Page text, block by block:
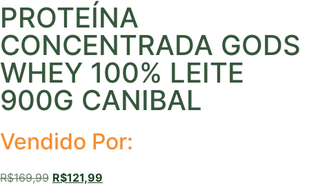
PROTEÍNA
CONCENTRADA GODS
WHEY 100% LEITE
900G CANIBAL
Vendido Por:
R$169,99 R$121,99